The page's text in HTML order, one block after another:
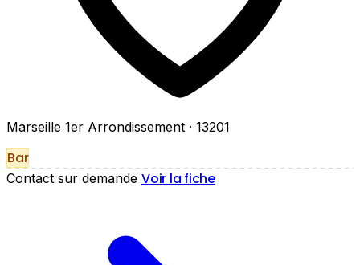
Marseille 1er Arrondissement · 13201
Bar
Contact sur demande Voir la fiche